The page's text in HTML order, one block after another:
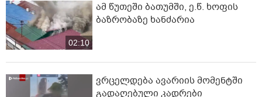
02:10
ამ წუთეში ბათუმში, ე.წ. ხოფის
ბაზრობაზე ხანძარია
ვრცელდება ავარიის მომენტში
გადაღებული კადრები